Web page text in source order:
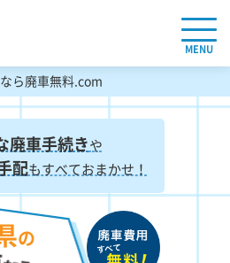
MENU
ら廃車無料.com
の
廃車手続きや
配もすべておまかせ！